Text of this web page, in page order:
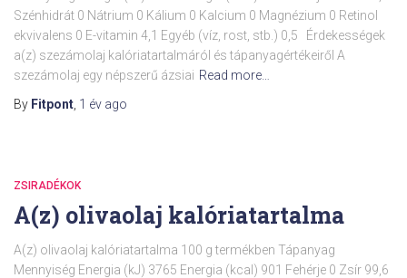
Szénhidrát 0 Nátrium 0 Kálium 0 Kalcium 0 Magnézium 0 Retinol
ekvivalens 0 E-vitamin 4,1 Egyéb (víz, rost, stb.) 0,5 Érdekességek
a(z) szezámolaj kalóriatartalmáról és tápanyagértékeiről A
szezámolaj egy népszerű ázsiai Read more…
By Fitpont 1 év ago
ZSIRADÉKOK
A(z) olivaolaj kalóriatartalma
A(z) olivaolaj kalóriatartalma 100 g termékben Tápanyag
Mennyiség Energia (kJ) 3765 Energia (kcal) 901 Fehérje 0 Zsír 99,6